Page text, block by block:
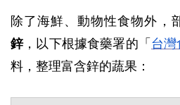
除了海鮮、動物性食物外，
鋅，以下根據食藥署的「 台
料，整理富含鋅的蔬果：